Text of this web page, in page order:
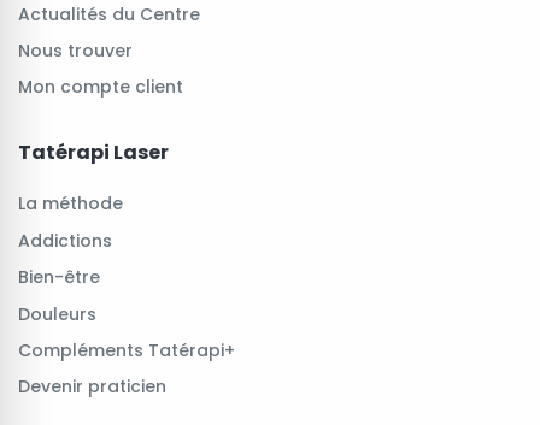
Actualités du Centre
Nous trouver
Mon compte client
Tatérapi Laser
La méthode
Addictions
Bien-être
Douleurs
Compléments Tatérapi+
Devenir praticien